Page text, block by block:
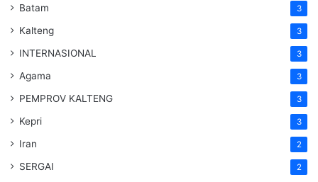
Batam 3
Kalteng 3
INTERNASIONAL 3
Agama 3
PEMPROV KALTENG 3
Kepri 3
Iran 2
SERGAI 2